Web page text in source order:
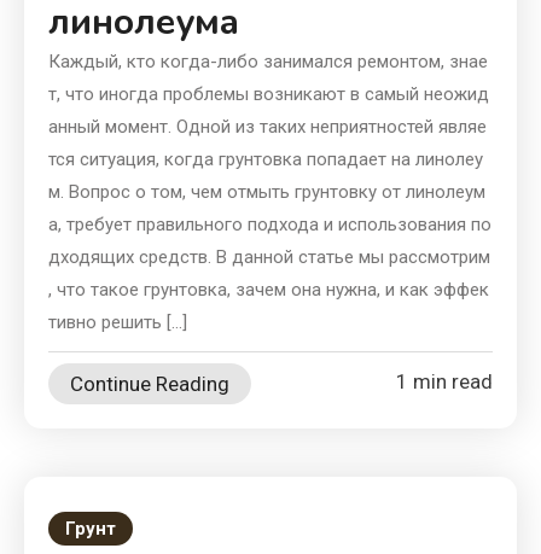
линолеума
Каждый, кто когда-либо занимался ремонтом, знае
т, что иногда проблемы возникают в самый неожид
анный момент. Одной из таких неприятностей являе
тся ситуация, когда грунтовка попадает на линолеу
м. Вопрос о том, чем отмыть грунтовку от линолеум
а, требует правильного подхода и использования по
дходящих средств. В данной статье мы рассмотрим
, что такое грунтовка, зачем она нужна, и как эффек
тивно решить […]
Continue Reading 1 min read
Грунт